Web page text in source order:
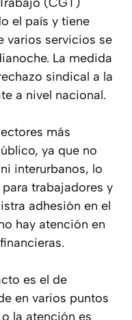
el país y tiene
varios servicios se
La medida
sindical a la
a nivel nacional.
más
ya que no
interurbanos, lo
trabajadores y
adhesión en el
hay atención en
es el de
en varios puntos
la atención es